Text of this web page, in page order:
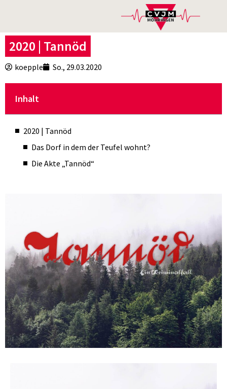
2020 | Tannöd
koepple So., 29.03.2020
Inhalt
2020 | Tannöd
Das Dorf in dem der Teufel wohnt?
Die Akte „Tannöd“